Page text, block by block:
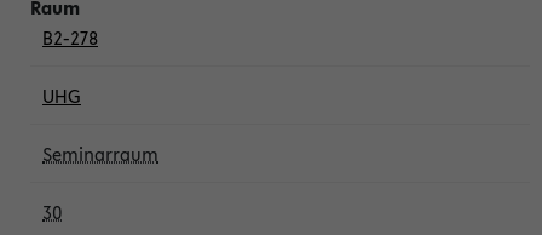
B2-278
UHG
Seminarraum
30